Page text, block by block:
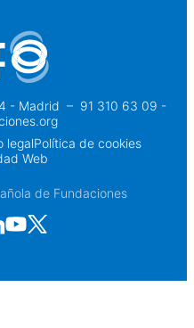
- Madrid – 91 310 63 09 -
legalPolítica de cookies
Web
de Fundaciones